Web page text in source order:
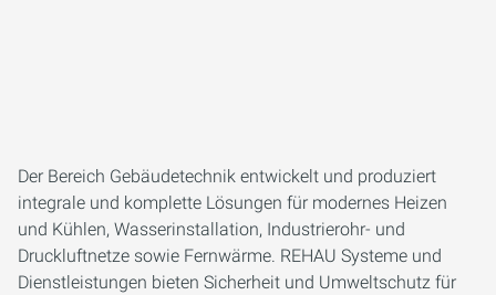
Der Bereich Gebäudetechnik entwickelt und produziert
integrale und komplette Lösungen für modernes Heizen
und Kühlen, Wasserinstallation, Industrierohr- und
Druckluftnetze sowie Fernwärme. REHAU Systeme und
Dienstleistungen bieten Sicherheit und Umweltschutz für